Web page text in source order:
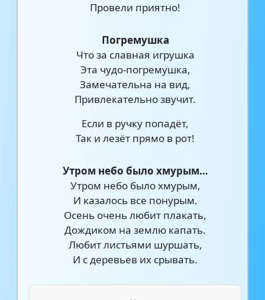
Провели приятно!
Погремушка
Что за славная игрушка
Эта чудо-погремушка,
Замечательна на вид,
Привлекательно звучит.
Если в ручку попадёт,
Так и лезёт прямо в рот!
Утром небо было хмурым…
Утром небо было хмурым,
И казалось все понурым.
Осень очень любит плакать,
Дождиком на землю капать.
Любит листьями шуршать,
И с деревьев их срывать.